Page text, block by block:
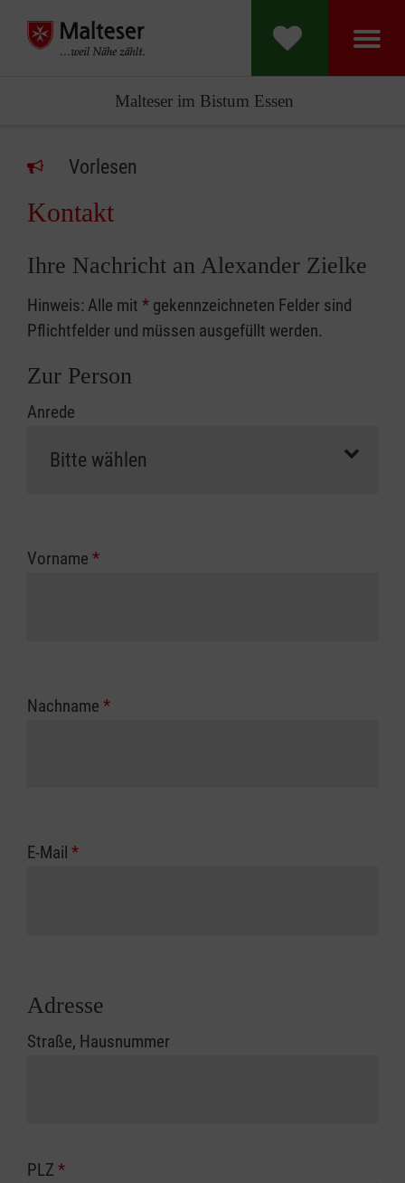
Malteser im Bistum Essen
Vorlesen
Kontakt
Ihre Nachricht an Alexander Zielke
Hinweis: Alle mit * gekennzeichneten Felder sind
Pflichtfelder und müssen ausgefüllt werden.
Zur Person
Anrede
Vorname *
Nachname *
E-Mail *
Adresse
Straße, Hausnummer
PLZ *